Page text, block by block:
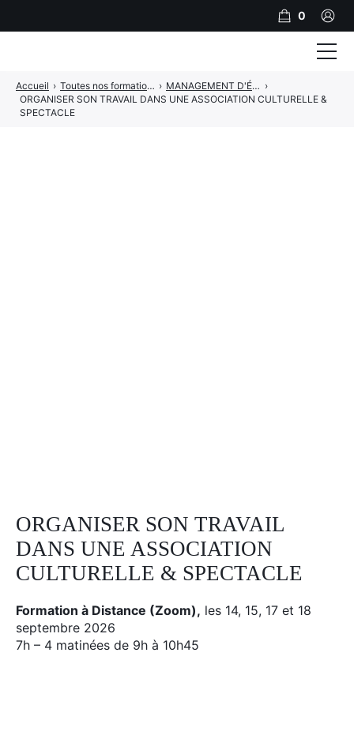
ORGANISER SON TRAVAIL
DANS UNE ASSOCIATION
CULTURELLE & SPECTACLE
Formation à Distance (Zoom), les 14, 15, 17 et 18
septembre 2026
7h – 4 matinées de 9h à 10h45
Accueil › Toutes nos formations pour les professionnels de la culture et du spectacle vivant › MANAGEMENT D'ÉQUIPE / RH / ORGANISATION DU TRAVAIL ›
ORGANISER SON TRAVAIL DANS UNE ASSOCIATION CULTURELLE &
SPECTACLE
0
Formations